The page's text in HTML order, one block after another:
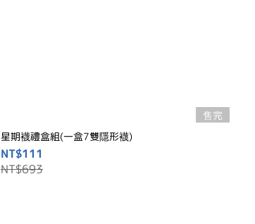
售完
星期襪禮盒組(一盒7雙隱形襪)
NT$111
NT$693